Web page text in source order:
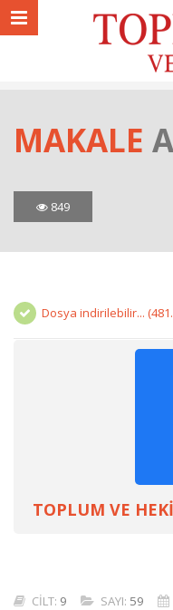
MAKALE
849
Dosya indirilebilir...
TOPLUM VE
CİLT: 9 SAYI: 59